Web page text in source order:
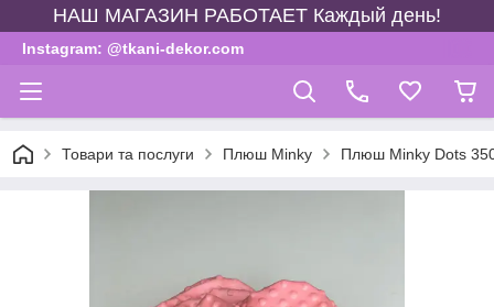
НАШ МАГАЗИН РАБОТАЕТ Каждый день!
Instagram: @tkani-dekor.com
Товари та послуги Плюш Minky Плюш Minky Dots